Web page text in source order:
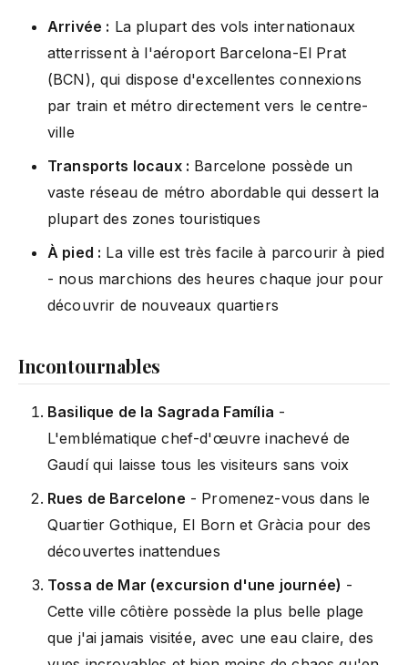
Arrivée : La plupart des vols internationaux
atterrissent à l'aéroport Barcelona-El Prat
(BCN), qui dispose d'excellentes connexions
par train et métro directement vers le centre-
ville
Transports locaux : Barcelone possède un
vaste réseau de métro abordable qui dessert la
plupart des zones touristiques
À pied : La ville est très facile à parcourir à pied
- nous marchions des heures chaque jour pour
découvrir de nouveaux quartiers
Incontournables
Basilique de la Sagrada Família -
L'emblématique chef-d'œuvre inachevé de
Gaudí qui laisse tous les visiteurs sans voix
Rues de Barcelone - Promenez-vous dans le
Quartier Gothique, El Born et Gràcia pour des
découvertes inattendues
Tossa de Mar (excursion d'une journée) -
Cette ville côtière possède la plus belle plage
que j'ai jamais visitée, avec une eau claire, des